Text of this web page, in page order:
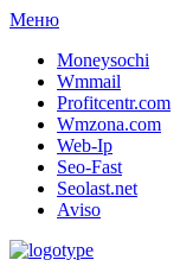
Меню
Moneysochi
Wmmail
Profitcentr.com
Wmzona.com
Web-Ip
Seo-Fast
Seolast.net
Aviso